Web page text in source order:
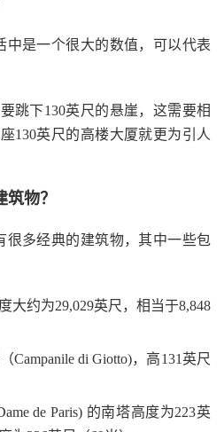
中是一个很大的数值，可以代表
跳下130英尺的悬崖，这需要相
130英尺的高楼大厦就更为引人
物？
很多经典的建筑物，其中一些包
大约为29,029英尺，相当于8,848
Campanile di Giotto)，高131英尺
de Paris) 的南塔高度为223英